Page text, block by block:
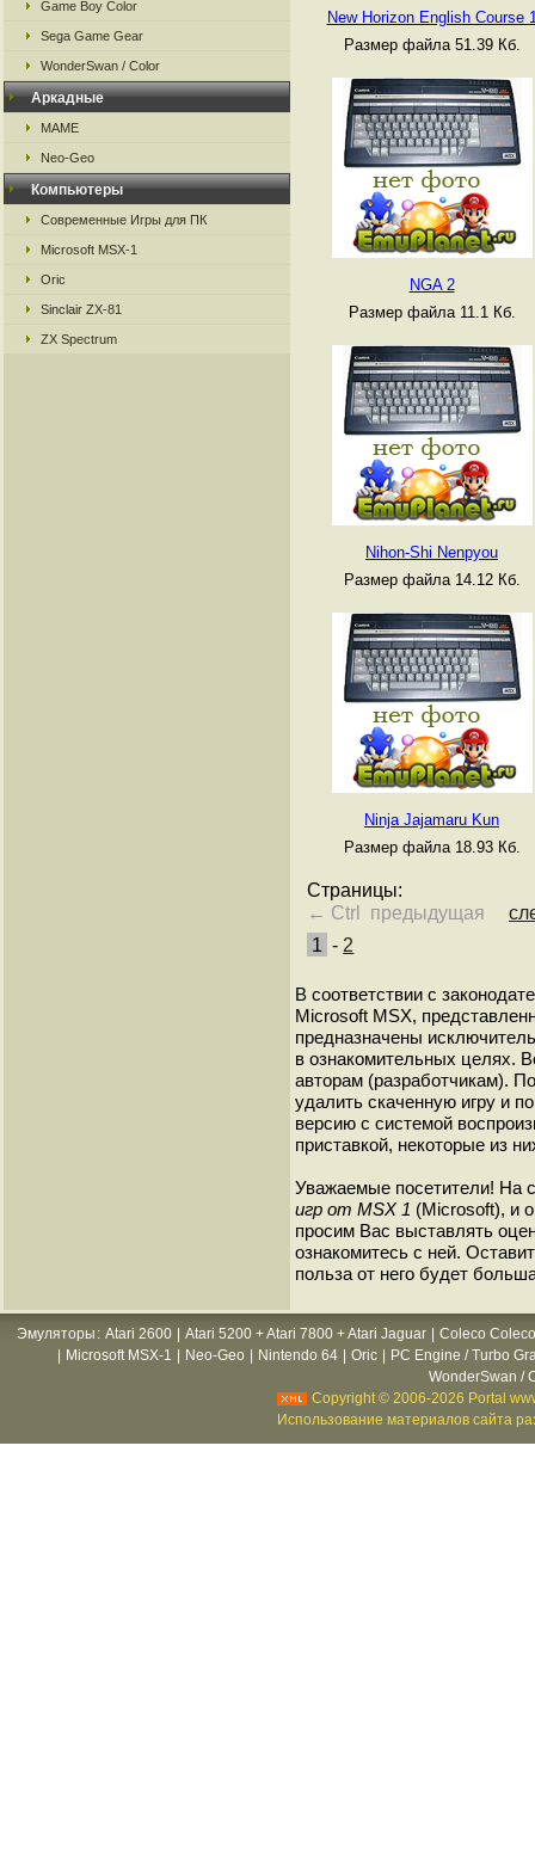
Game Boy Color
Sega Game Gear
WonderSwan / Color
Аркадные
MAME
Neo-Geo
Компьютеры
Современные Игры для ПК
Microsoft MSX-1
Oric
Sinclair ZX-81
ZX Spectrum
New Horizon English Course
Размер файла 51.39 Кб.
NGA 2
Размер файла 11.1 Кб.
Nihon-Shi Nenpyou
Размер файла 14.12 Кб.
Ninja Jajamaru Kun
Размер файла 18.93 Кб.
Страницы:
← Ctrl предыдущая
1 - 2
В соответствии с
Microsoft MSX,
предназначены
в ознакомительных целях.
авторам (разработчикам).
удалить скаченную игру и
версию с системой
приставкой, некоторые из
Уважаемые посетители! На
игр от MSX 1 (Microsoft), и
просим Вас выставлять
ознакомитесь с ней.
польза от него будет
Эмуляторы : Atari 2600 Atari 5200 + Atari 7800 + Atari Jaguar
Coleco
Microsoft MSX-1 Neo-Geo Nintendo 64 Oric
PC Engine / Turbo
WonderSwan /
Copyright © 2006-2026 Portal
Использование материалов сайта